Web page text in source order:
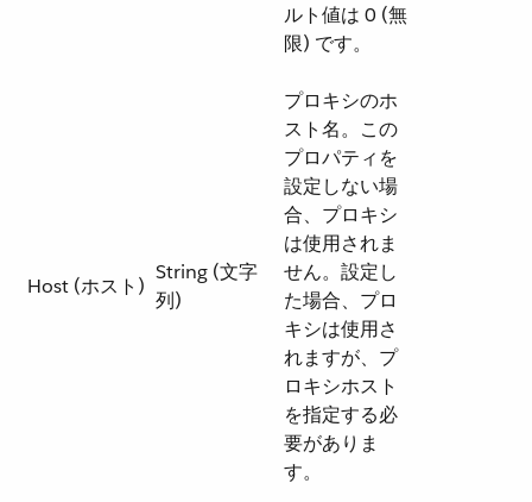
ルト値は 0 (無
限) です。
Host (ホスト)
String (文字
列)
プロキシのホ
スト名。この
プロパティを
設定しない場
合、プロキシ
は使用されま
せん。設定し
た場合、プロ
キシは使用さ
れますが、プ
ロキシホスト
を指定する必
要がありま
す。